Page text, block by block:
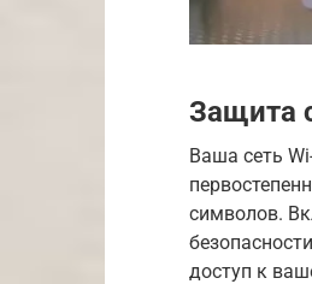
Защита
Ваша сеть
символов.
доступ к